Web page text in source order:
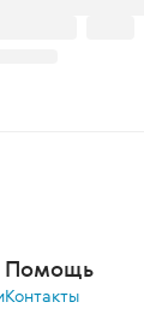
Помощь
Контакты